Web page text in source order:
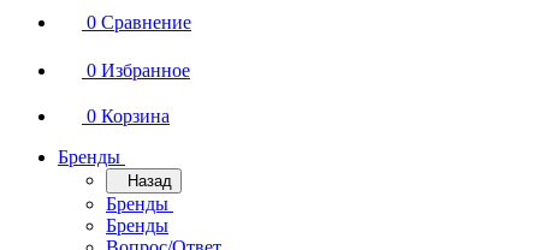
0 Сравнение
0 Избранное
0 Корзина
Бренды
Назад
Бренды
Бренды